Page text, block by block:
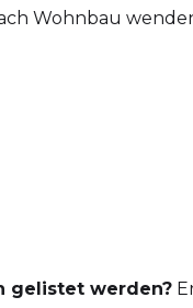
Wohnbau
gelistet werden?